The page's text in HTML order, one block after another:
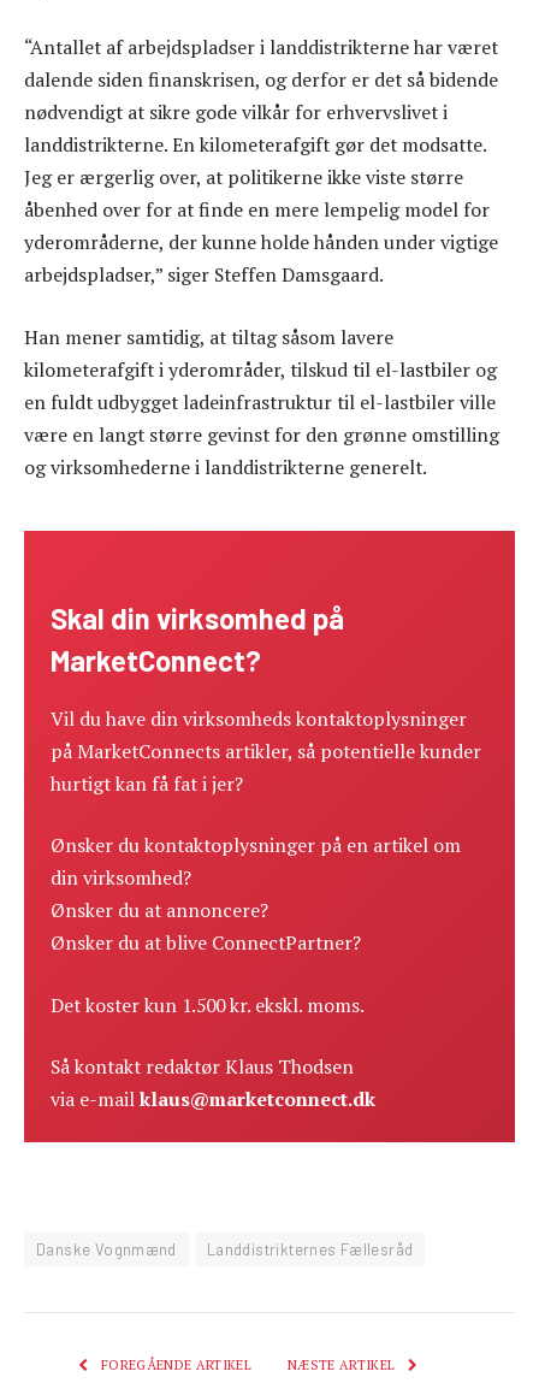
“Antallet af arbejdspladser i landdistrikterne har været
dalende siden finanskrisen, og derfor er det så bidende
nødvendigt at sikre gode vilkår for erhvervslivet i
landdistrikterne. En kilometerafgift gør det modsatte.
Jeg er ærgerlig over, at politikerne ikke viste større
åbenhed over for at finde en mere lempelig model for
yderområderne, der kunne holde hånden under vigtige
arbejdspladser,” siger Steffen Damsgaard.
Han mener samtidig, at tiltag såsom lavere
kilometerafgift i yderområder, tilskud til el-lastbiler og
en fuldt udbygget ladeinfrastruktur til el-lastbiler ville
være en langt større gevinst for den grønne omstilling
og virksomhederne i landdistrikterne generelt.
Skal din virksomhed på
MarketConnect?
Vil du have din virksomheds kontaktoplysninger
på MarketConnects artikler, så potentielle kunder
hurtigt kan få fat i jer?
Ønsker du kontaktoplysninger på en artikel om
din virksomhed?
Ønsker du at annoncere?
Ønsker du at blive ConnectPartner?
Det koster kun 1.500 kr. ekskl. moms.
Så kontakt redaktør Klaus Thodsen
via e-mailklaus@marketconnect.dk
Danske Vognmænd Landdistrikternes Fællesråd
FOREGÅENDE ARTIKEL NÆSTE ARTIKEL